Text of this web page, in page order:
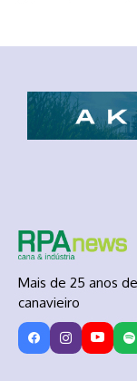
Mais de 25 anos
canavieiro